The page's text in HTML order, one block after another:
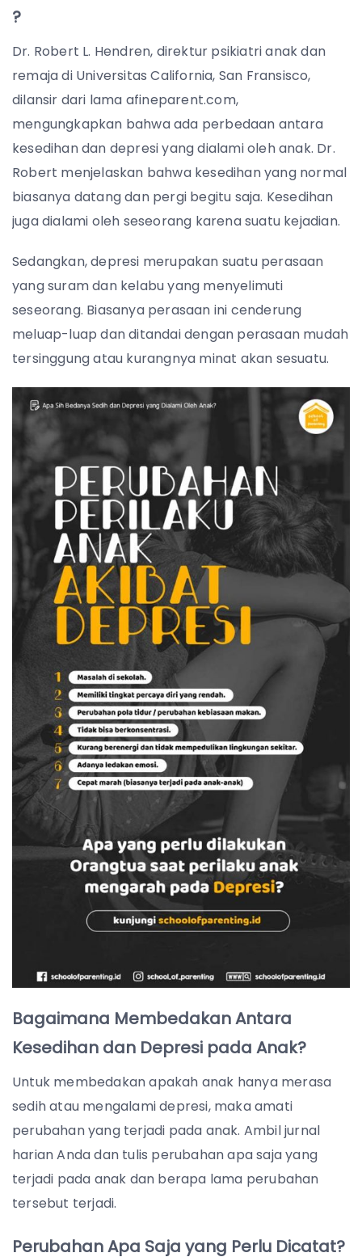
?
Dr. Robert L. Hendren, direktur psikiatri anak dan
remaja di Universitas California, San Fransisco,
dilansir dari lama afineparent.com,
mengungkapkan bahwa ada perbedaan antara
kesedihan dan depresi yang dialami oleh anak. Dr.
Robert menjelaskan bahwa kesedihan yang normal
biasanya datang dan pergi begitu saja. Kesedihan
juga dialami oleh seseorang karena suatu kejadian.
Sedangkan, depresi merupakan suatu perasaan
yang suram dan kelabu yang menyelimuti
seseorang. Biasanya perasaan ini cenderung
meluap-luap dan ditandai dengan perasaan mudah
tersinggung atau kurangnya minat akan sesuatu.
Bagaimana Membedakan Antara
Kesedihan dan Depresi pada Anak?
Untuk membedakan apakah anak hanya merasa
sedih atau mengalami depresi, maka amati
perubahan yang terjadi pada anak. Ambil jurnal
harian Anda dan tulis perubahan apa saja yang
terjadi pada anak dan berapa lama perubahan
tersebut terjadi.
Perubahan Apa Saja yang Perlu Dicatat?